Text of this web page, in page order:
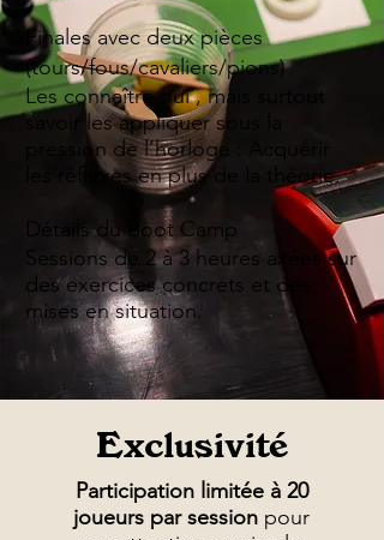
Finales avec deux pièces
(tours/fous/cavaliers/pions)
Les connaître oui , mais surtout
savoir les appliquer sous la
pression de l’horloge : Acquérir
les réflexes en plus de la théorie.
Détails du Boot Camp
Sessions de 2 à 3 heures axées sur
des exercices concrets et des
mises en situation.
Exclusivité
Participation limitée à 20
joueurs par session pour